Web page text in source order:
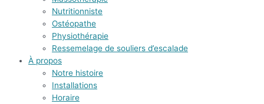
Nutritionniste
Ostéopathe
Physiothérapie
Ressemelage de souliers d’escalade
À propos
Notre histoire
Installations
Horaire